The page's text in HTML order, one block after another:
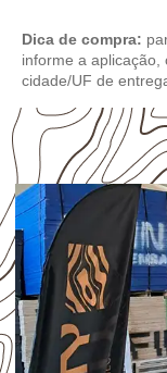
Dica de compra:
informe a
cidade/UF de